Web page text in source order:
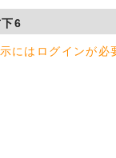
6
にはログインが必